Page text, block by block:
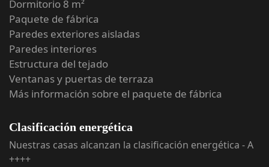
Dormitorio 8 m²
Paquete de fábrica
Paredes exteriores aisladas
Paredes interiores
Estructura del tejado
Ventanas y puertas de terraza
Más información sobre el paquete de fábrica
Clasificación energética
Nuestras casas alcanzan la clasificación energética - A
++++